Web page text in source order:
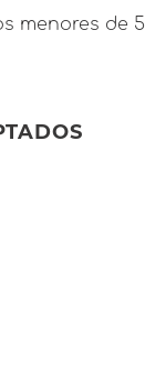
menores de 5